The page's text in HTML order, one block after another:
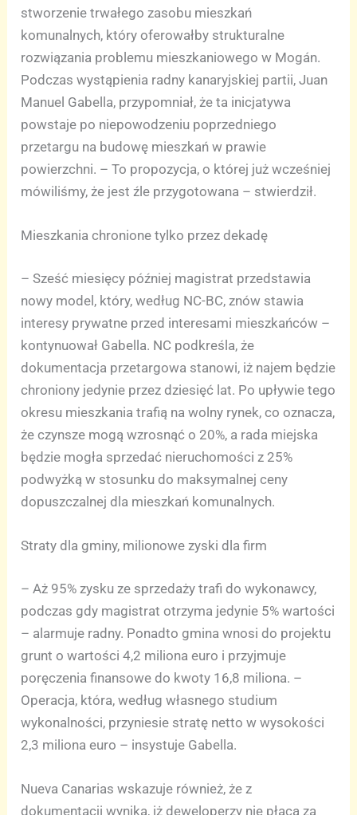
stworzenie trwałego zasobu mieszkań
komunalnych, który oferowałby strukturalne
rozwiązania problemu mieszkaniowego w Mogán.
Podczas wystąpienia radny kanaryjskiej partii, Juan
Manuel Gabella, przypomniał, że ta inicjatywa
powstaje po niepowodzeniu poprzedniego
przetargu na budowę mieszkań w prawie
powierzchni. – To propozycja, o której już wcześniej
mówiliśmy, że jest źle przygotowana – stwierdził.
Mieszkania chronione tylko przez dekadę
– Sześć miesięcy później magistrat przedstawia
nowy model, który, według NC-BC, znów stawia
interesy prywatne przed interesami mieszkańców –
kontynuował Gabella. NC podkreśla, że
dokumentacja przetargowa stanowi, iż najem będzie
chroniony jedynie przez dziesięć lat. Po upływie tego
okresu mieszkania trafią na wolny rynek, co oznacza,
że czynsze mogą wzrosnąć o 20%, a rada miejska
będzie mogła sprzedać nieruchomości z 25%
podwyżką w stosunku do maksymalnej ceny
dopuszczalnej dla mieszkań komunalnych.
Straty dla gminy, milionowe zyski dla firm
– Aż 95% zysku ze sprzedaży trafi do wykonawcy,
podczas gdy magistrat otrzyma jedynie 5% wartości
– alarmuje radny. Ponadto gmina wnosi do projektu
grunt o wartości 4,2 miliona euro i przyjmuje
poręczenia finansowe do kwoty 16,8 miliona. –
Operacja, która, według własnego studium
wykonalności, przyniesie stratę netto w wysokości
2,3 miliona euro – insystuje Gabella.
Nueva Canarias wskazuje również, że z
dokumentacji wynika, iż deweloperzy nie płacą za